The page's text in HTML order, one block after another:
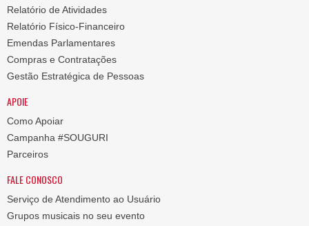
Relatório de Atividades
Relatório Físico-Financeiro
Emendas Parlamentares
Compras e Contratações
Gestão Estratégica de Pessoas
APOIE
Como Apoiar
Campanha #SOUGURI
Parceiros
FALE CONOSCO
Serviço de Atendimento ao Usuário
Grupos musicais no seu evento